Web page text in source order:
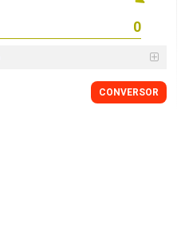
CONVERSOR